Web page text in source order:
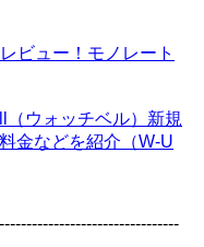
ビュー！モノレート
（ウォッチベル）新規
金などを紹介（W-U